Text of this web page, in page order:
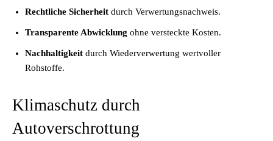
Rechtliche Sicherheit durch Verwertungsnachweis.
Transparente Abwicklung ohne versteckte Kosten.
Nachhaltigkeit durch Wiederverwertung wertvoller
Rohstoffe.
Klimaschutz durch
Autoverschrottung